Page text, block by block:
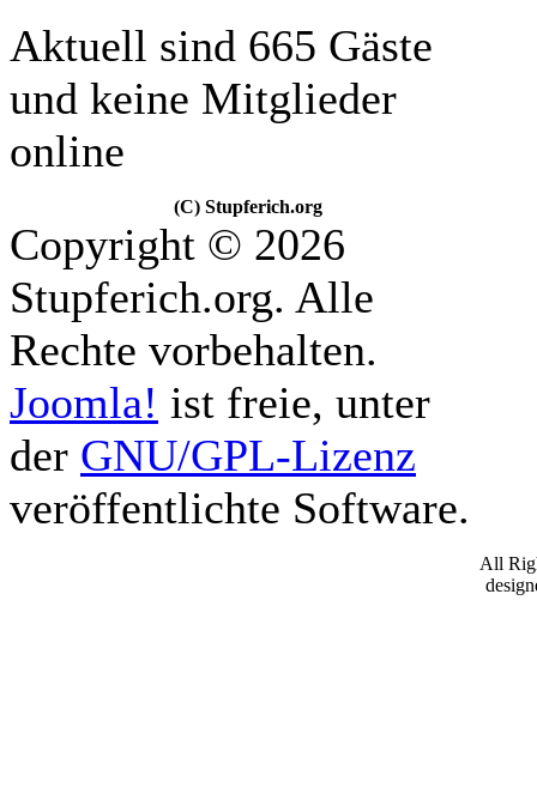
Aktuell sind 665 Gäste
und keine Mitglieder
online
(C) Stupferich.org
Copyright © 2026
Stupferich.org. Alle
Rechte vorbehalten.
Joomla! ist freie, unter
der GNU/GPL-Lizenz
veröffentlichte Software.
All